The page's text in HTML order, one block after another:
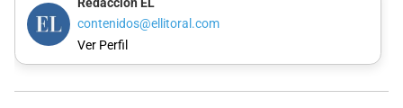
contenidos@ellitoral.com
Ver Perfil